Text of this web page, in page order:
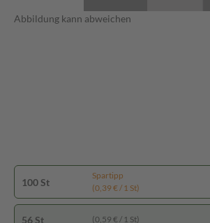
Abbildung kann abweichen
100 St
Spartipp
(0,39 € / 1 St)
56 St (0,59 € / 1 St)